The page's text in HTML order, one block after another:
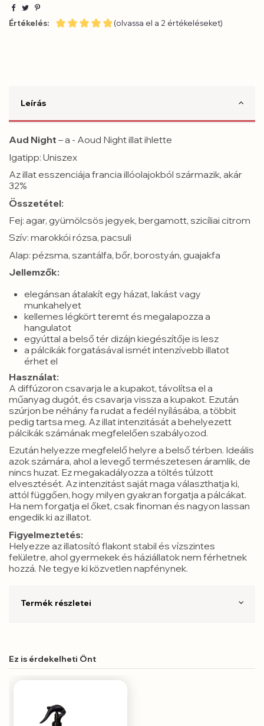
Értékelés: (olvassa el a 2 értékeléseket)
Leírás
Aud Night – a - Aoud Night illat ihlette
Igatipp: Uniszex
Az illat esszenciája francia illóolajokból származik, akár
32%
Összetétel:
Fej: agar, gyümölcsös jegyek, bergamott, szicíliai citrom
Szív: marokkói rózsa, pacsuli
Alap: pézsma, szantálfa, bőr, borostyán, guajakfa
Jellemzők:
elegánsan átalakít egy házat, lakást vagy
munkahelyet
kellemes légkört teremt és megalapozza a
hangulatot
egyúttal a belső tér dizájn kiegészítője is lesz
a pálcikák forgatásával ismét intenzívebb illatot
érhet el
Használat:
A diffúzoron csavarja le a kupakot, távolítsa el a
műanyag dugót, és csavarja vissza a kupakot. Ezután
szúrjon be néhány fa rudat a fedél nyílásába, a többit
pedig tartsa meg. Az illat intenzitását a behelyezett
pálcikák számának megfelelően szabályozod.
Ezután helyezze megfelelő helyre a belső térben. Ideális
azok számára, ahol a levegő természetesen áramlik, de
nincs huzat. Ez megakadályozza a töltés túlzott
elvesztését. Az intenzitást saját maga választhatja ki,
attól függően, hogy milyen gyakran forgatja a pálcákat.
Ha nem forgatja el őket, csak finoman és nagyon lassan
engedik ki az illatot.
Figyelmeztetés:
Helyezze az illatosító flakont stabil és vízszintes
felületre, ahol gyermekek és háziállatok nem férhetnek
hozzá. Ne tegye ki közvetlen napfénynek.
Termék részletei
Ez is érdekelheti Önt